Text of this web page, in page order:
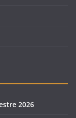
2026